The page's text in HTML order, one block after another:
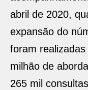
abril de 2020,
expansão do
foram
milhão de
265 mil